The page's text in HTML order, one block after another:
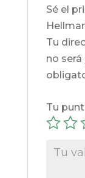
Sé el
Tu
no
Tu